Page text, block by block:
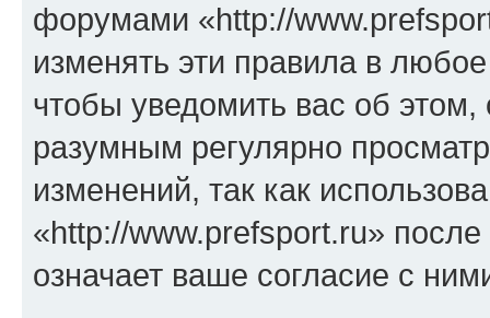
форумами «http://
изменять эти правила в
чтобы уведомить вас об
разумным регулярно
изменений, так как
«http://www.prefsport.ru»
означает ваше согласие с